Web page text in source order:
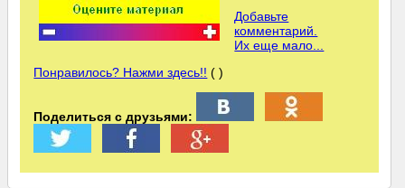
Добавьте
комментарий.
Их еще мало...
Понравилось? Нажми здесь!! ( )
Поделиться с друзьями: